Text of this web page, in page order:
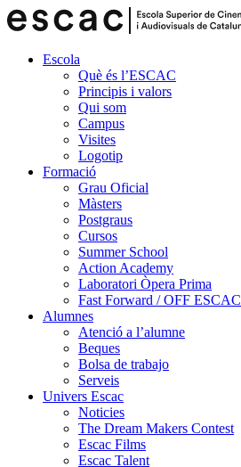
Escola
Què és l’ESCAC
Principis i valors
Qui som
Campus
Visites
Logotip
Formació
Grau Oficial
Màsters
Postgraus
Cursos
Summer School
Action Academy
Laboratori Òpera Prima
Fast Forward / OFF ESCAC
Alumnes
Atenció a l’alumne
Beques
Bolsa de trabajo
Serveis
Univers Escac
Noticies
The Dream Makers Contest
Escac Films
Escac Talent